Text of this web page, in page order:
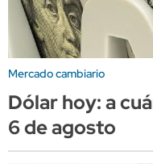
Mercado cambiario
Dólar hoy: a
6 de agosto